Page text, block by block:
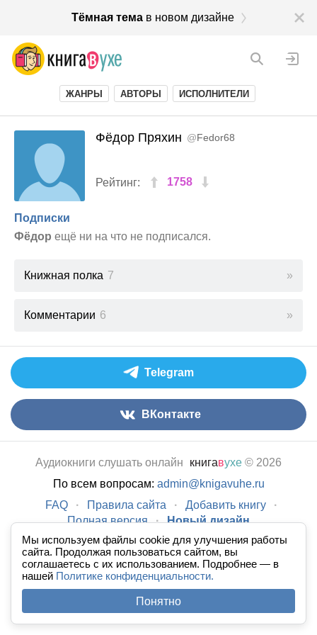
Мы используем файлы cookie для улучшения работы
сайта. Продолжая пользоваться сайтом, вы
соглашаетесь с их использованием. Подробнее — в
нашей Политике конфиденциальности.
Понятно
Тёмная темав новом дизайне
ЖАНРЫ АВТОРЫ ИСПОЛНИТЕЛИ
Фёдор Пряхин @Fedor68
Рейтинг: 1758
Подписки
Фёдор ещё ни на что не подписался.
Книжная полка 7
Комментарии 6
Telegram
ВКонтакте
Аудиокниги слушать онлайн книгавухе © 2026
По всем вопросам: admin@knigavuhe.ru
FAQ
· Правила сайта · Добавить книгу
·
Полная версия
· Новый дизайн